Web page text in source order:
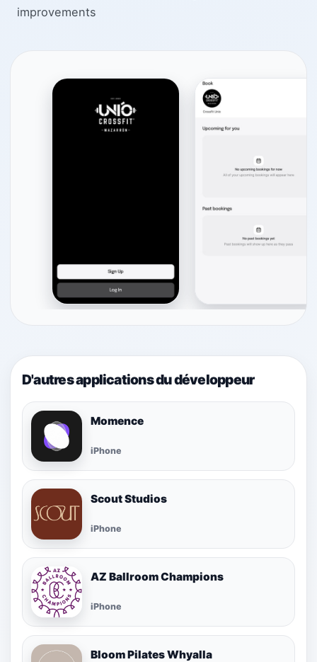
improvements
D'autres applications du développeur
Momence
iPhone
Scout Studios
iPhone
AZ Ballroom Champions
iPhone
Bloom Pilates Whyalla